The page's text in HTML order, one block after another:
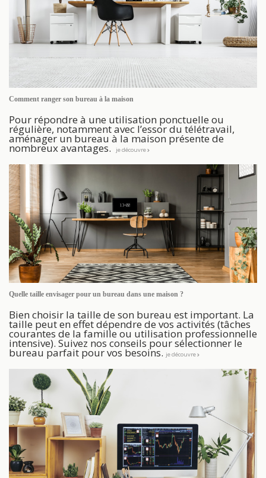
Comment ranger son bureau à la maison
Pour répondre à une utilisation ponctuelle ou
régulière, notamment avec l’essor du télétravail,
aménager un bureau à la maison présente de
nombreux avantages. je découvre
Quelle taille envisager pour un bureau dans une maison ?
Bien choisir la taille de son bureau est important. La
taille peut en effet dépendre de vos activités (tâches
courantes de la famille ou utilisation professionnelle
intensive). Suivez nos conseils pour sélectionner le
bureau parfait pour vos besoins. je découvre